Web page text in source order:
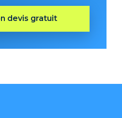
devis gratuit